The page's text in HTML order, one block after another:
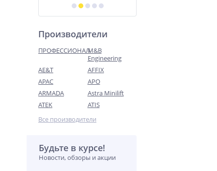
Производители
ПРОФЕССИОНАЛM&B
Engineering
AE&T
AFFIX
APAC
APO
ARMADA
Astra Minilift
ATEK
ATIS
Все производители
Будьте в курсе!
Новости, обзоры и акции